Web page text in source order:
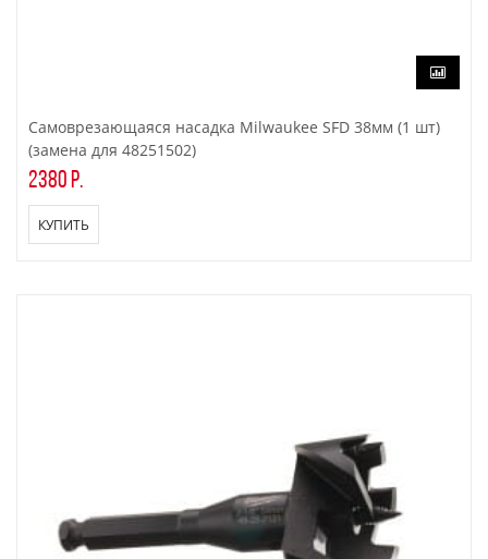
Самоврезающаяся насадка Milwaukee SFD 38мм (1 шт)
(замена для 48251502)
2380 р.
КУПИТЬ